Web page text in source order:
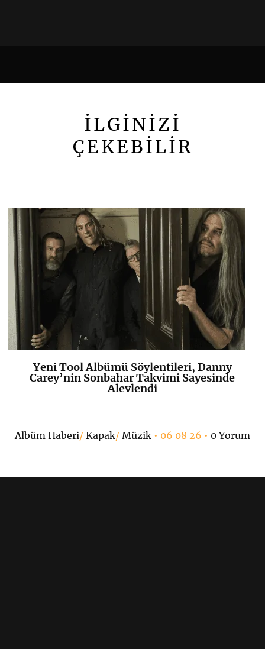
İLGİNİZİ
ÇEKEBİLİR
K+
Yeni Tool Albümü Söylentileri, Danny
Carey’nin Sonbahar Takvimi Sayesinde
Alevlendi
Albüm Haberi/ Kapak/ Müzik• 06 08 26 • 0 Yorum